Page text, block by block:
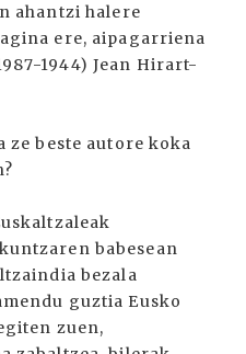
ahantzi halere
ere, aipagarriena
1944) Jean Hirart-
ze beste autore koka
babesean
bezala
guztia Eusko
zuen,